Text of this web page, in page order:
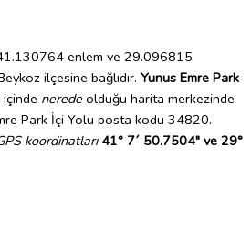
enlem ve 29.096815
ilçesine bağlıdır. Yunus Emre Park
nerede olduğu harita merkezinde
Park İçi Yolu posta kodu 34820.
koordinatları 41° 7´ 50.7504" ve 29°